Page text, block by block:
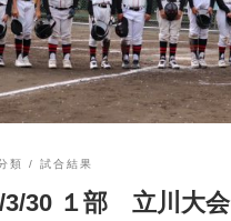
類 試合結果
3/30 １部 立川大会